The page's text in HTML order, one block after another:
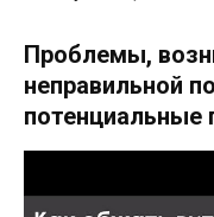
Проблемы,
неправильной
потенциальные